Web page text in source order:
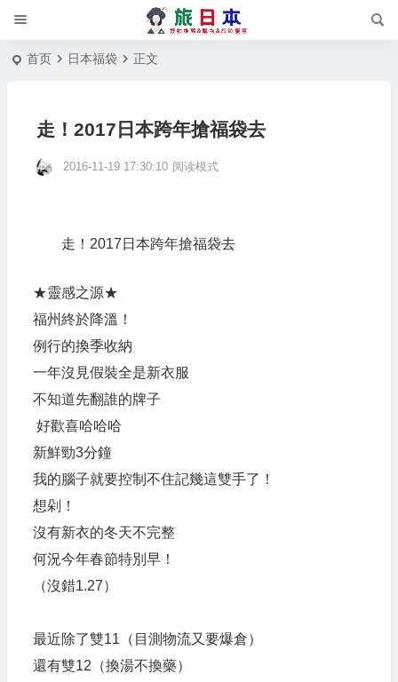
首页 日本福袋 正文
走！2017日本跨年搶福袋去
2016-11-19 17:30:10 阅读模式
走！2017日本跨年搶福袋去
★靈感之源★
福州終於降溫！
例行的換季收納
一年沒見假裝全是新衣服
不知道先翻誰的牌子
好歡喜哈哈哈
新鮮勁3分鐘
我的腦子就要控制不住記幾這雙手了！
想剁！
沒有新衣的冬天不完整
何況今年春節特別早！
（沒錯1.27）
最近除了雙11（目測物流又要爆倉）
還有雙12（換湯不換藥）